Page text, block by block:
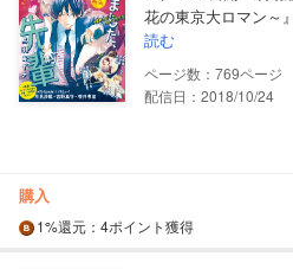
花の東京大ロマン～
読む
769
配信日：2018/10/24
購入
1%還元 ：4ポイント獲得